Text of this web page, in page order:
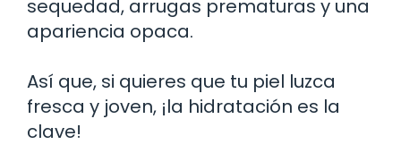
sequedad, arrugas prematuras y una
apariencia opaca.
Así que, si quieres que tu piel luzca
fresca y joven, ¡la hidratación es la
clave!